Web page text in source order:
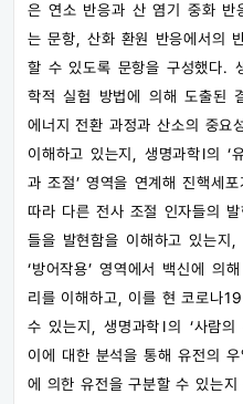
은 연소 반응과 산 염기 중화 반
는 문항, 산화 환원 반응에서의
할 수 있도록 문항을 구성했다.
학적 실험 방법에 의해 도출된
에너지 전환 과정과 산소의 중요
이해하고 있는지, 생명과학Ⅰ의 ‘
과 조절’ 영역을 연계해 진핵세
따라 다른 전사 조절 인자들의
들을 발현함을 이해하고 있는지,
‘방어작용’ 영역에서 백신에 의
리를 이해하고, 이를 현 코로나
수 있는지, 생명과학Ⅰ의 ‘사람
이에 대한 분석을 통해 유전의
에 의한 유전을 구분할 수 있는지